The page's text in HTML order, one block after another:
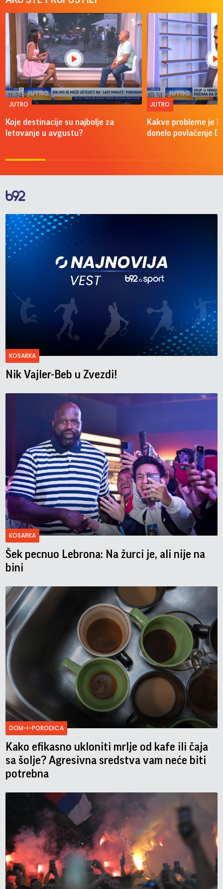
JUTRO
Koje destinacije su najbolje za
letovanje u avgustu?
JUTRO
Kakve probleme je
donelo povlačenje
KOSARKA
Nik Vajler-Beb u Zvezdi!
KOSARKA
Šek pecnuo Lebrona: Na žurci je, ali nije na
bini
DOM-I-PORODICA
Kako efikasno ukloniti mrlje od kafe ili čaja
sa šolje? Agresivna sredstva vam neće biti
potrebna